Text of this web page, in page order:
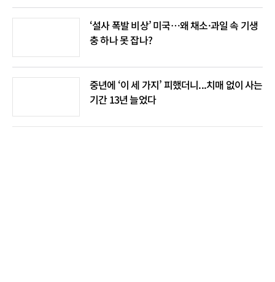
‘설사 폭발 비상’ 미국…왜 채소·과일 속 기생
충 하나 못 잡나?
중년에 ‘이 세 가지’ 피했더니...치매 없이 사는
기간 13년 늘었다